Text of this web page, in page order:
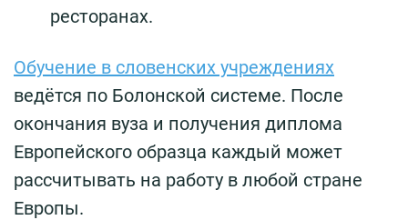
ресторанах.
Обучение в словенских учреждениях
ведётся по Болонской системе. После
окончания вуза и получения диплома
Европейского образца каждый может
рассчитывать на работу в любой стране
Европы.